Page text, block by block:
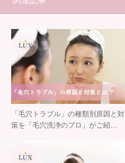
「毛穴トラブル」の種類別原因と対
策を「毛穴洗浄のプロ」がご紹…